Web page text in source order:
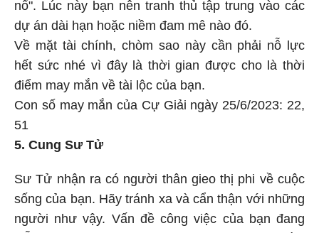
nổ". Lúc này bạn nên tranh thủ tập trung vào các
dự án dài hạn hoặc niềm đam mê nào đó.
Về mặt tài chính, chòm sao này cần phải nỗ lực
hết sức nhé vì đây là thời gian được cho là thời
điểm may mắn về tài lộc của bạn.
Con số may mắn của Cự Giải ngày 25/6/2023: 22,
51
5. Cung Sư Tử
Sư Tử nhận ra có người thân gieo thị phi về cuộc
sống của bạn. Hãy tránh xa và cẩn thận với những
người như vậy. Vấn đề công việc của bạn đang